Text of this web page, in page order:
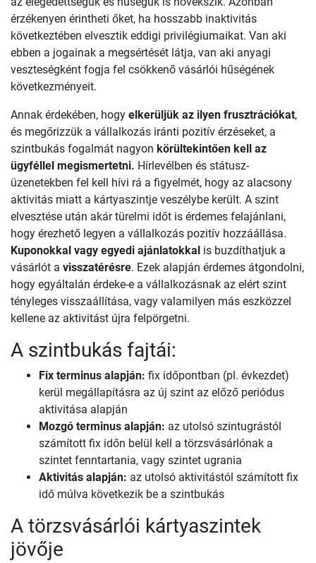
érzékenyen érintheti őket, ha hosszabb inaktivitás
következtében elvesztik eddigi privilégiumaikat. Van aki
ebben a jogainak a megsértését látja, van aki anyagi
veszteségként fogja fel csökkenő vásárlói hűségének
következményeit.
Annak érdekében, hogy elkerüljük az ilyen frusztrációkat,
és megőrizzük a vállalkozás iránti pozitív érzéseket, a
szintbukás fogalmát nagyon körültekintően kell az
ügyféllel megismertetni. Hírlevélben és státusz-
üzenetekben fel kell hívi rá a figyelmét, hogy az alacsony
aktivitás miatt a kártyaszintje veszélybe került. A szint
elvesztése után akár türelmi időt is érdemes felajánlani,
hogy érezhető legyen a vállalkozás pozitív hozzáállása.
Kuponokkal vagy egyedi ajánlatokkal is buzdíthatjuk a
vásárlót a visszatérésre. Ezek alapján érdemes átgondolni,
hogy egyáltalán érdeke-e a vállalkozásnak az elért szint
tényleges visszaállítása, vagy valamilyen más eszközzel
kellene az aktivitást újra felpörgetni.
A szintbukás fajtái:
Fix terminus alapján: fix időpontban (pl. évkezdet)
kerül megállapításra az új szint az előző periódus
aktivitása alapján
Mozgó terminus alapján: az utolsó szintugrástól
számított fix időn belül kell a törzsvásárlónak a
szintet fenntartania, vagy szintet ugrania
Aktivitás alapján: az utolsó aktivitástól számított fix
idő múlva következik be a szintbukás
A törzsvásárlói kártyaszintek
jövője